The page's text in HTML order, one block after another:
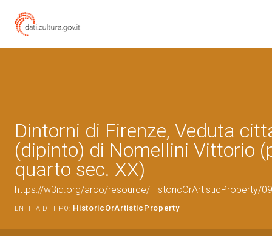
Dintorni di Firenze, Veduta
(dipinto) di Nomellini Vittorio
quarto sec. XX)
https://w3id.org/arco/resource/HistoricOrArtisticProperty/
ENTITÀ DI TIPO: HistoricOrArtisticProperty